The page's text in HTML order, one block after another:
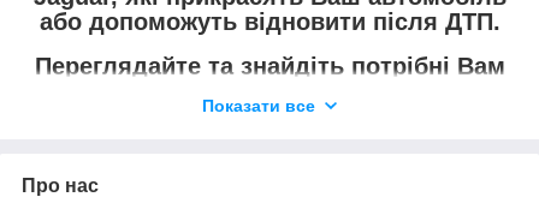
або допоможуть відновити після ДТП.
Переглядайте та знайдіть потрібні Вам
Показати все
Про нас